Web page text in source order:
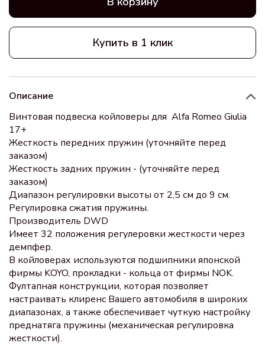
Купить в 1 клик
Описание
Винтовая подвеска койловеры для Alfa Romeo Giulia
17+
Жесткость передних пружин (уточняйте перед
заказом)
Жесткость задних пружин - (уточняйте перед
заказом)
Диапазон регулировки высоты от 2,5 см до 9 см.
Регулировка сжатия пружины.
Производитель DWD
Имеет 32 положения регулеровки жесткости через
демпфер.
В койловерах используются подшипники японской
фирмы KOYO, прокладки - кольца от фирмы NOK.
Фултапная конструкции, которая позволяет
настраивать клиренс Вашего автомобиля в широких
диапазонах, а также обеспечивает чуткую настройку
преднатяга пружины (механическая регулировка
жесткости).